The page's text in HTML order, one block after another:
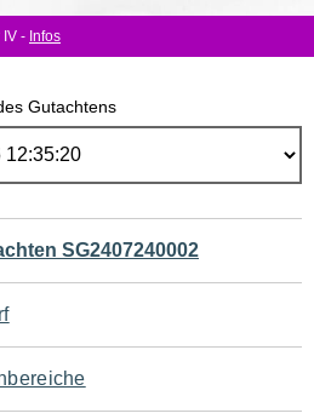
IV - Infos
Gutachtens
SG2407240002